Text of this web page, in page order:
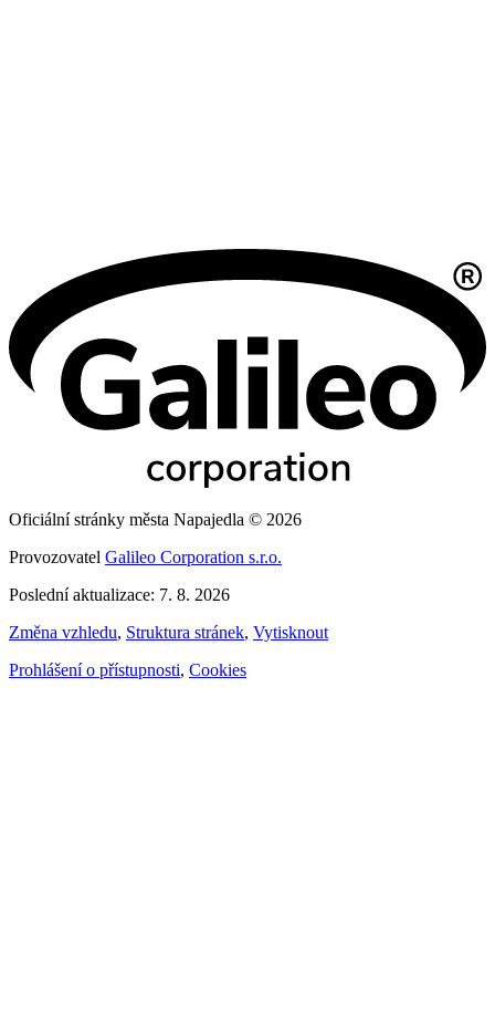
Oficiální stránky města Napajedla © 2026
Provozovatel Galileo Corporation s.r.o.
Poslední aktualizace: 7. 8. 2026
Změna vzhledu, Struktura stránek, Vytisknout
Prohlášení o přístupnosti, Cookies